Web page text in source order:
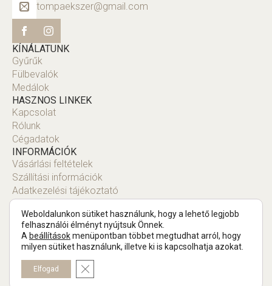
tompaekszer@gmail.com
KÍNÁLATUNK
Gyűrűk
Fülbevalók
Medálok
HASZNOS LINKEK
Kapcsolat
Rólunk
Cégadatok
INFORMÁCIÓK
Vásárlási feltételek
Szállítási információk
Adatkezelési tájékoztató
Copyright © 2025 Tompa Ékszer.
Weboldalunkon sütiket használunk, hogy a lehető legjobb
felhasználói élményt nyújtsuk Önnek.
A beállításokmenüpontban többet megtudhat arról, hogy
milyen sütiket használunk, illetve ki is kapcsolhatja azokat.
Elfogad Close GDPR Cookie Banner